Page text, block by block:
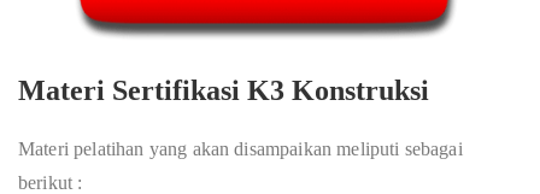
Materi Sertifikasi K3 Konstruksi
Materi pelatihan yang akan disampaikan meliputi sebagai
berikut :